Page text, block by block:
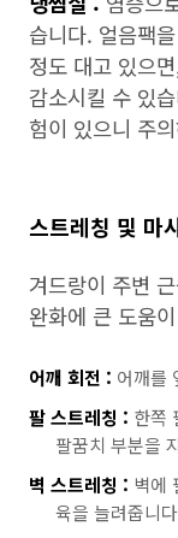
습니다. 얼음팩
정도 대고 있으
감소시킬 수 있
험이 있으니 주
스트레칭 및 마
겨드랑이 주변
완화에 큰 도움
어깨 회전 : 어깨를
팔 스트레칭 : 한쪽
팔꿈치 부분을
벽 스트레칭 : 벽에
육을 늘려줍니